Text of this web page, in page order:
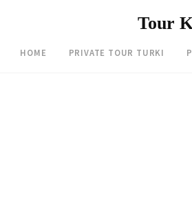
Tour
HOME PRIVATE TOUR TURKI